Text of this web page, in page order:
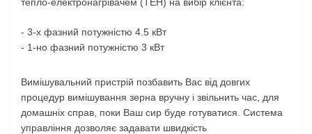
- 3-х фазний потужністю 4.5 кВт
- 1-но фазний потужністю 3 кВт
Вимішувальний пристрій позбавить Вас від довгих
процедур вимішування зерна вручну і звільнить час, для
домашніх справ, поки Ваш сир буде готуватися. Система
управління дозволяє задавати швидкість